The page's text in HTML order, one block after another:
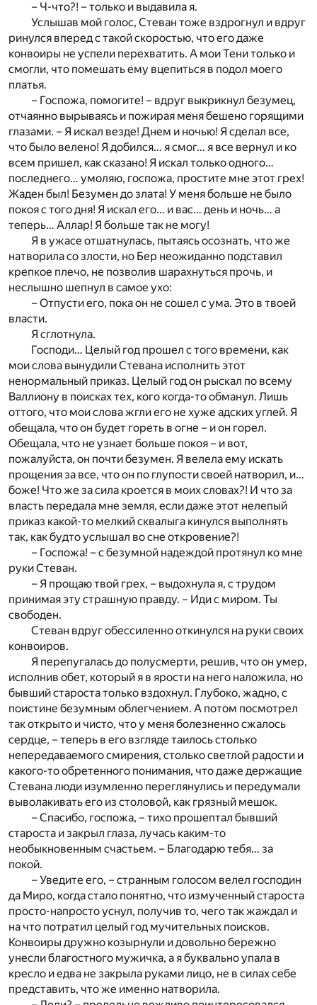
– Ч-что?! – только и выдавила я.
Услышав мой голос, Стеван тоже вздрогнул и вдруг
ринулся вперед с такой скоростью, что его даже
конвоиры не успели перехватить. А мои Тени только и
смогли, что помешать ему вцепиться в подол моего
платья.
– Госпожа, помогите! – вдруг выкрикнул безумец,
отчаянно вырываясь и пожирая меня бешено горящими
глазами. – Я искал везде! Днем и ночью! Я сделал все,
что было велено! Я добился… я смог… я все вернул и ко
всем пришел, как сказано! Я искал только одного…
последнего… умоляю, госпожа, простите мне этот грех!
Жаден был! Безумен до злата! У меня больше не было
покоя с того дня! Я искал его… и вас… день и ночь… а
теперь… Аллар! Я больше так не могу!
Я в ужасе отшатнулась, пытаясь осознать, что же
натворила со злости, но Бер неожиданно подставил
крепкое плечо, не позволив шарахнуться прочь, и
неслышно шепнул в самое ухо:
– Отпусти его, пока он не сошел с ума. Это в твоей
власти.
Я сглотнула.
Господи… Целый год прошел с того времени, как
мои слова вынудили Стевана исполнить этот
ненормальный приказ. Целый год он рыскал по всему
Валлиону в поисках тех, кого когда-то обманул. Лишь
оттого, что мои слова жгли его не хуже адских углей. Я
обещала, что он будет гореть в огне – и он горел.
Обещала, что не узнает больше покоя – и вот,
пожалуйста, он почти безумен. Я велела ему искать
прощения за все, что он по глупости своей натворил, и…
боже! Что же за сила кроется в моих словах?! И что за
власть передала мне земля, если даже этот нелепый
приказ какой-то мелкий сквалыга кинулся выполнять
так, как будто услышал во сне откровение?!
– Госпожа! – с безумной надеждой протянул ко мне
руки Стеван.
– Я прощаю твой грех, – выдохнула я, с трудом
принимая эту страшную правду. – Иди с миром. Ты
свободен.
Стеван вдруг обессиленно откинулся на руки своих
конвоиров.
Я перепугалась до полусмерти, решив, что он умер,
исполнив обет, который я в ярости на него наложила, но
бывший староста только вздохнул. Глубоко, жадно, с
поистине безумным облегчением. А потом посмотрел
так открыто и чисто, что у меня болезненно сжалось
сердце, – теперь в его взгляде таилось столько
непередаваемого смирения, столько светлой радости и
какого-то обретенного понимания, что даже держащие
Стевана люди изумленно переглянулись и передумали
выволакивать его из столовой, как грязный мешок.
– Спасибо, госпожа, – тихо прошептал бывший
староста и закрыл глаза, лучась каким-то
необыкновенным счастьем. – Благодарю тебя… за
покой.
– Уведите его, – странным голосом велел господин
да Миро, когда стало понятно, что измученный староста
просто-напросто уснул, получив то, чего так жаждал и
на что потратил целый год мучительных поисков.
Конвоиры дружно козырнули и довольно бережно
унесли благостного мужичка, а я буквально упала в
кресло и едва не закрыла руками лицо, не в силах себе
представить, что же именно натворила.